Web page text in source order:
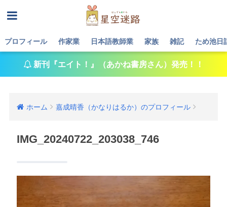
プロフィール 作家業 日本語教師業 家族 雑記 ため池日
新刊『エイト！』（あかね書房さん）発売！！
ホーム 嘉成晴香（かなりはるか）のプロフィール
IMG_20240722_203038_746